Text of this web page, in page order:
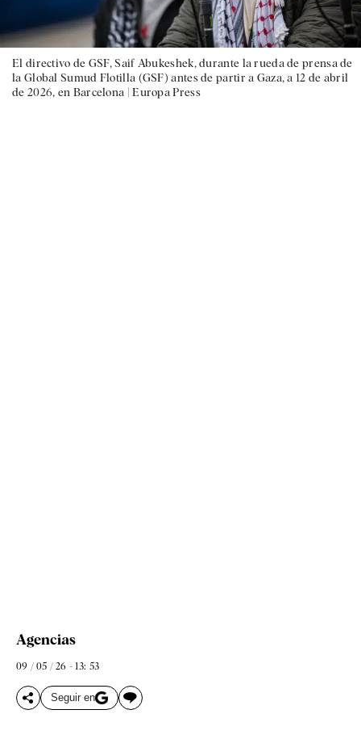
El directivo de GSF, Saif Abukeshek, durante la rueda de prensa de
la Global Sumud Flotilla (GSF) antes de partir a Gaza, a 12 de abril
de 2026, en Barcelona |Europa Press
Agencias
09 / 05 / 26 - 13: 53
Seguir en